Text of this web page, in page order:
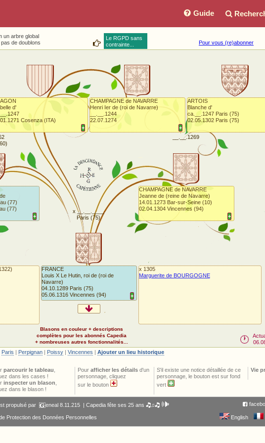
Guide
un arbre global
de doublons
Le RGPD sans
contrainte...
Pour vous (re)abonner
+
FRANCE
Louis X Le Hutin, roi de (roi de
Navarre)
04.10.1289 Paris (75)
05.06.1316 Vincennes (94)
+
(77)
(77)
+
CHAMPAGNE de NAVARRE
Jeanne de (reine de Navarre)
14.01.1273 Bar-sur-Seine (10)
02.04.1304 Vincennes (94)
+
d'
Cosenza (ITA)
+
CHAMPAGNE de NAVARRE
Henri Ier de (roi de Navarre)
__.__.1244
22.07.1274
ARTOIS
Blanche d'
ca.__.1247 Paris (75)
02.05.1302 Paris (75)
x __.__.____
Paris (75)
__.__.1269
x 1305
Marguerite de BOURGOGNE
Paris | Perpignan | Poissy | Vincennes | Ajouter un lieu historique
Blasons en couleur + descriptions
complètes pour les abonnés Capedia
+ nombreuses autres fonctionnalités...
🕐
parcourir le tableau
dans les cases !
inspecter un blason
dans le blason !
Pour afficher les détails d'un
personnage, cliquez
sur le bouton
S'il existe une notice détaillée de ce
personnage, le bouton est sur fond
vert
Vie
propulsé par eneal8.11.215 | Capedia fête ses 25 ans 🎝♫🎝 🕪
Protection des Données Personnelles English